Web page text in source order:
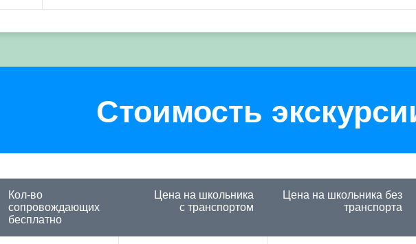
Стоимость
Цена на школьника
с транспортом
Цена на школьника без
транспорта
Кол-во
сопровождающих
бесплатно